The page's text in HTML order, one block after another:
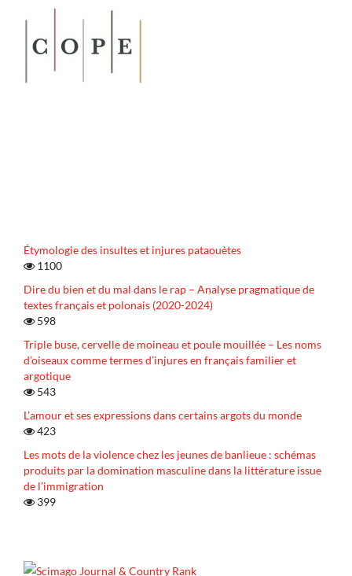
Étymologie des insultes et injures pataouètes
1100
Dire du bien et du mal dans le rap – Analyse pragmatique de
textes français et polonais (2020-2024)
598
Triple buse, cervelle de moineau et poule mouillée – Les noms
d’oiseaux comme termes d’injures en français familier et
argotique
543
L’amour et ses expressions dans certains argots du monde
423
Les mots de la violence chez les jeunes de banlieue : schémas
produits par la domination masculine dans la littérature issue
de l’immigration
399